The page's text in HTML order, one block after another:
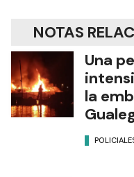
NOTAS
Una
la